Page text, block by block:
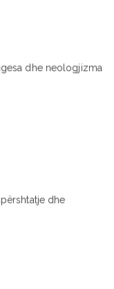
dhe neologjizma
dhe